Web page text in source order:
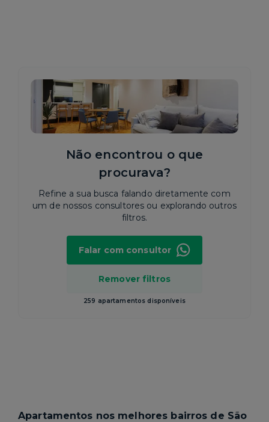
Não encontrou o que
procurava?
Refine a sua busca falando diretamente com
um de nossos consultores ou explorando outros
filtros.
Remover filtros
259 apartamentos disponíveis
Falar com consultor
Apartamentos nos melhores bairros de São